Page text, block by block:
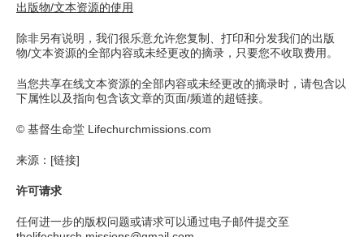
出版物/文本资源的使用
除非另有说明，我们很乐意允许您复制、打印和分发我们的出版
物/文本资源的全部内容或未经更改的摘录，只要您不收取费用。
当您共享在线文本资源的全部内容或未经更改的摘录时，请包含以
下属性以及指向包含该文章的页面/频道的超链接。
© 基督生命堂 Lifechurchmissions.com
来源：[链接]
许可请求
任何进一步的版权问题或请求可以通过电子邮件提交至